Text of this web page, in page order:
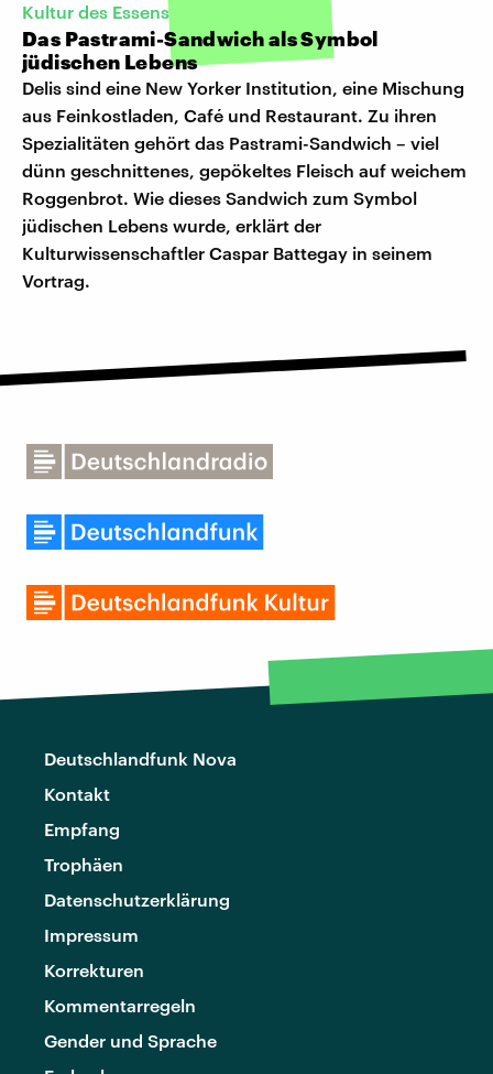
Kultur des Essens
Das Pastrami-Sandwich als Symbol
jüdischen Lebens
Delis sind eine New Yorker Institution, eine Mischung
aus Feinkostladen, Café und Restaurant. Zu ihren
Spezialitäten gehört das Pastrami-Sandwich – viel
dünn geschnittenes, gepökeltes Fleisch auf weichem
Roggenbrot. Wie dieses Sandwich zum Symbol
jüdischen Lebens wurde, erklärt der
Kulturwissenschaftler Caspar Battegay in seinem
Vortrag.
Deutschlandfunk Nova
Kontakt
Empfang
Trophäen
Datenschutzerklärung
Impressum
Korrekturen
Kommentarregeln
Gender und Sprache